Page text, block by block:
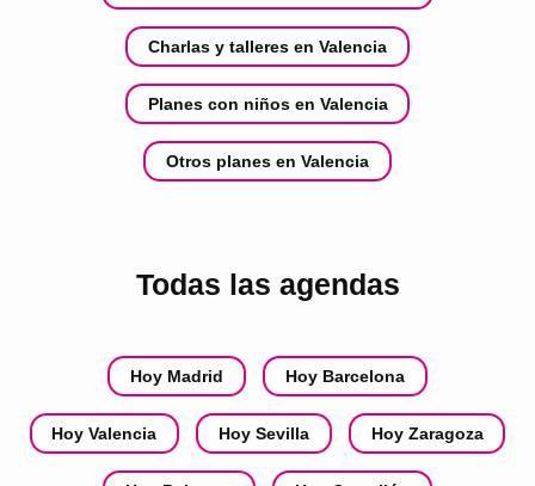
Charlas y talleres en Valencia
Planes con niños en Valencia
Otros planes en Valencia
Todas las agendas
Hoy Madrid Hoy Barcelona
Hoy Valencia Hoy Sevilla Hoy Zaragoza